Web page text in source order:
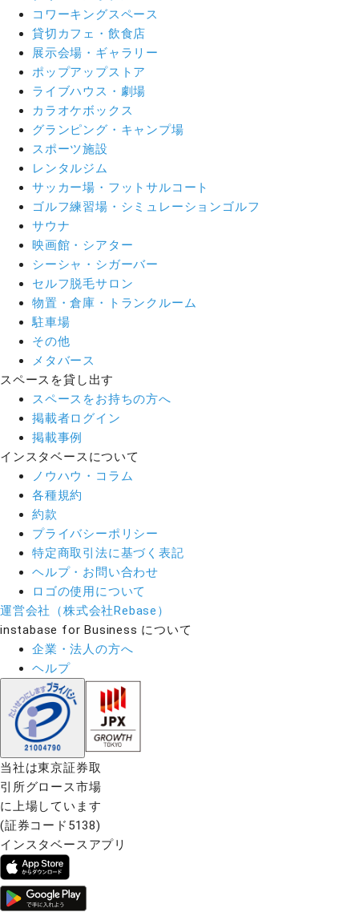
コワーキングスペース
貸切カフェ・飲食店
展示会場・ギャラリー
ポップアップストア
ライブハウス・劇場
カラオケボックス
グランピング・キャンプ場
スポーツ施設
レンタルジム
サッカー場・フットサルコート
ゴルフ練習場・シミュレーションゴルフ
サウナ
映画館・シアター
シーシャ・シガーバー
セルフ脱毛サロン
物置・倉庫・トランクルーム
駐車場
その他
メタバース
スペースを貸し出す
スペースをお持ちの方へ
掲載者ログイン
掲載事例
インスタベースについて
ノウハウ・コラム
各種規約
約款
プライバシーポリシー
特定商取引法に基づく表記
ヘルプ・お問い合わせ
ロゴの使用について
運営会社（株式会社Rebase）
instabase for Business について
企業・法人の方へ
ヘルプ
当社は東京証券取
引所グロース市場
に上場しています
(証券コード5138)
インスタベースアプリ